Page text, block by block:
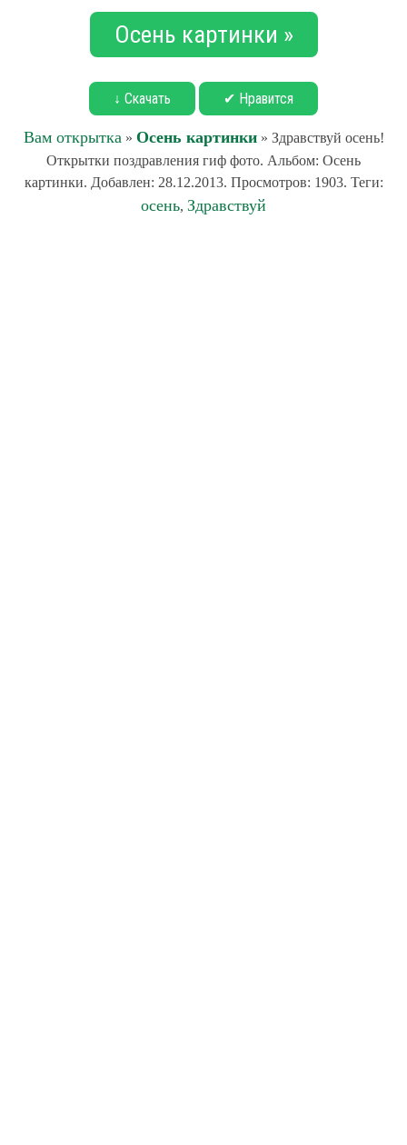
Осень картинки »
↓ Скачать ✔ Нравится
Вам открытка » Осень картинки» Здравствуй осень!
Открытки поздравления гиф фото. Альбом: Осень
картинки. Добавлен: 28.12.2013. Просмотров: 1903. Теги:
осень, Здравствуй